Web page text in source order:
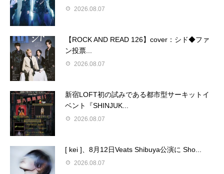
2026.08.07
【ROCK AND READ 126】cover：シド◆ファ
ン投票...
2026.08.07
新宿LOFT初の試みである都市型サーキットイ
ベント『SHINJUK...
2026.08.07
[ kei ]、8月12日Veats Shibuya公演に Sho...
2026.08.07